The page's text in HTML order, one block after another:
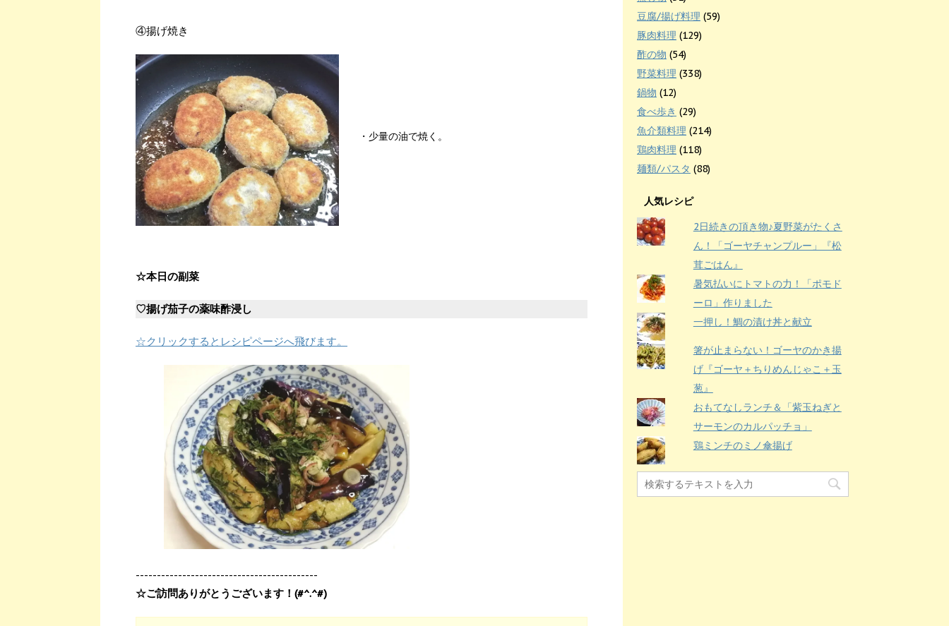
④揚げ焼き
・少量の油で焼く。
☆本日の副菜
♡揚げ茄子の薬味酢浸し
☆クリックするとレシピページへ飛びます。
-------------------------------------------
☆ご訪問ありがとうございます！(#^.^#)
豆腐/揚げ料理 (59)
豚肉料理 (129)
酢の物 (54)
野菜料理 (338)
鍋物 (12)
食べ歩き (29)
魚介類料理 (214)
鶏肉料理 (118)
麺類/パスタ (88)
人気レシピ
2日続きの頂き物♪夏野菜がたくさ
ん！「ゴーヤチャンプルー」『松
茸ごはん』
暑気払いにトマトの力！「ポモド
ーロ」作りました
一押し！鯛の漬け丼と献立
箸が止まらない！ゴーヤのかき揚
げ『ゴーヤ＋ちりめんじゃこ＋玉
葱』
おもてなしランチ＆「紫玉ねぎと
サーモンのカルパッチョ」
鶏ミンチのミノ傘揚げ